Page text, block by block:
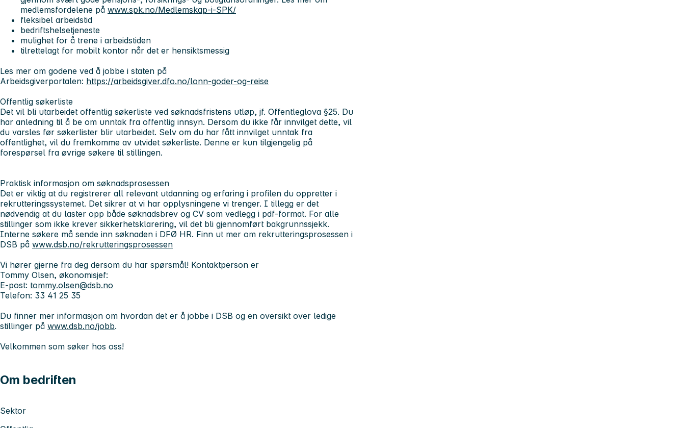
medlemsfordelene på www.spk.no/Medlemskap-i-SPK/
fleksibel arbeidstid
bedriftshelsetjeneste
mulighet for å trene i arbeidstiden
tilrettelagt for mobilt kontor når det er hensiktsmessig
Les mer om godene ved å jobbe i staten på
Arbeidsgiverportalen: https://arbeidsgiver.dfo.no/lonn-goder-og-reise
Offentlig søkerliste
Det vil bli utarbeidet offentlig søkerliste ved søknadsfristens utløp, jf. Offentleglova §25. Du
har anledning til å be om unntak fra offentlig innsyn. Dersom du ikke får innvilget dette, vil
du varsles før søkerlister blir utarbeidet. Selv om du har fått innvilget unntak fra
offentlighet, vil du fremkomme av utvidet søkerliste. Denne er kun tilgjengelig på
forespørsel fra øvrige søkere til stillingen.
Praktisk informasjon om søknadsprosessen
Det er viktig at du registrerer all relevant utdanning og erfaring i profilen du oppretter i
rekrutteringssystemet. Det sikrer at vi har opplysningene vi trenger. I tillegg er det
nødvendig at du laster opp både søknadsbrev og CV som vedlegg i pdf-format. For alle
stillinger som ikke krever sikkerhetsklarering, vil det bli gjennomført bakgrunnssjekk.
Interne søkere må sende inn søknaden i DFØ HR. Finn ut mer om rekrutteringsprosessen i
DSB på www.dsb.no/rekrutteringsprosessen
Vi hører gjerne fra deg dersom du har spørsmål! Kontaktperson er
Tommy Olsen, økonomisjef:
E-post: tommy.olsen@dsb.no
Telefon: 33 41 25 35
Du finner mer informasjon om hvordan det er å jobbe i DSB og en oversikt over ledige
stillinger på www.dsb.no/jobb.
Velkommen som søker hos oss!
Om bedriften
Sektor